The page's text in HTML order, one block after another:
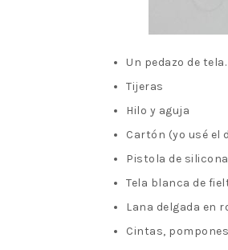
Un pedazo de
Tijeras
Hilo y aguja
Cartón (yo usé el
Pistola de
Tela blanca de
Lana delgada en
Cintas,